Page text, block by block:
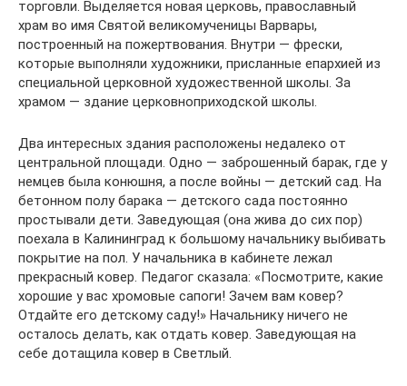
торговли. Выделяется новая церковь, православный
храм во имя Святой великомученицы Варвары,
построенный на пожертвования. Внутри — фрески,
которые выполняли художники, присланные епархией из
специальной церковной художественной школы. За
храмом — здание церковноприходской школы.
Два интересных здания расположены недалеко от
центральной площади. Одно — заброшенный барак, где у
немцев была конюшня, а после войны — детский сад. На
бетонном полу барака — детского сада постоянно
простывали дети. Заведующая (она жива до сих пор)
поехала в Калининград к большому начальнику выбивать
покрытие на пол. У начальника в кабинете лежал
прекрасный ковер. Педагог сказала: «Посмотрите, какие
хорошие у вас хромовые сапоги! Зачем вам ковер?
Отдайте его детскому саду!» Начальнику ничего не
осталось делать, как отдать ковер. Заведующая на
себе дотащила ковер в Светлый.